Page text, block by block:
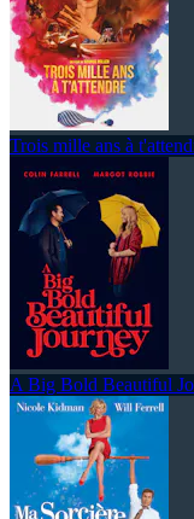
Trois mille ans à
A Big Bold Beautiful